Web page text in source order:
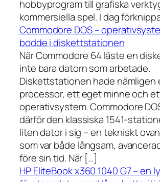
hobbyprogram till grafiska
kommersiella spel. I dag
Commodore DOS –
bodde i diskettstationen
När Commodore 64 läste en
inte bara datorn som arbetade.
Diskettstationen hade nämligen
processor, ett eget minne och
operativsystem. Commodore
därför den klassiska 1541-
liten dator i sig – en tekniskt
som var både långsam,
före sin tid. När […]
HP EliteBook x360 1040 G7 – en